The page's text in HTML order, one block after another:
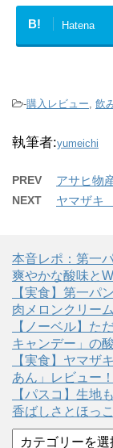
B! Hatena
-購入レビュー, 飲
執筆者:yumeichi
PREV アサヒ物
NEXT ヤマザキ
本音レポ：第一
爽やかな酸味と
【実食】第一パ
肉メロンクリー
【ノーベル】た
キャンデー」の
【実食】ヤマザ
あん」レビュー
【パスコ】生地
香ばしさとほっ